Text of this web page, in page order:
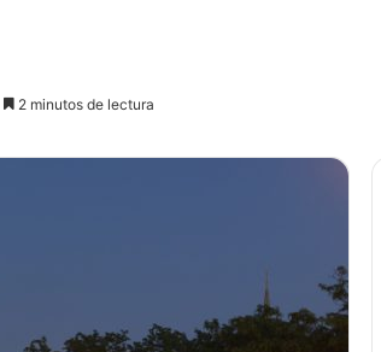
2 minutos de lectura